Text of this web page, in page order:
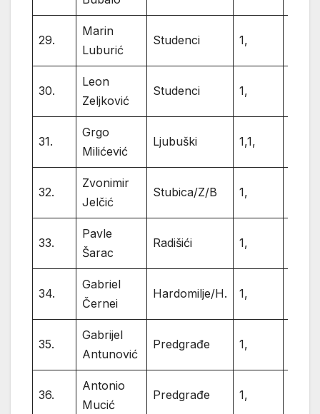
29.
Marin
Luburić
Studenci 1,
30.
Leon
Zeljković
Studenci 1,
31.
Grgo
Milićević
Ljubuški 1,1,
32.
Zvonimir
Jelčić
Stubica/Z/B 1,
33.
Pavle
Šarac
Radišići 1,
34.
Gabriel
Černei
Hardomilje/H. 1,
35.
Gabrijel
Antunović
Predgrađe 1,
36.
Antonio
Mucić
Predgrađe 1,